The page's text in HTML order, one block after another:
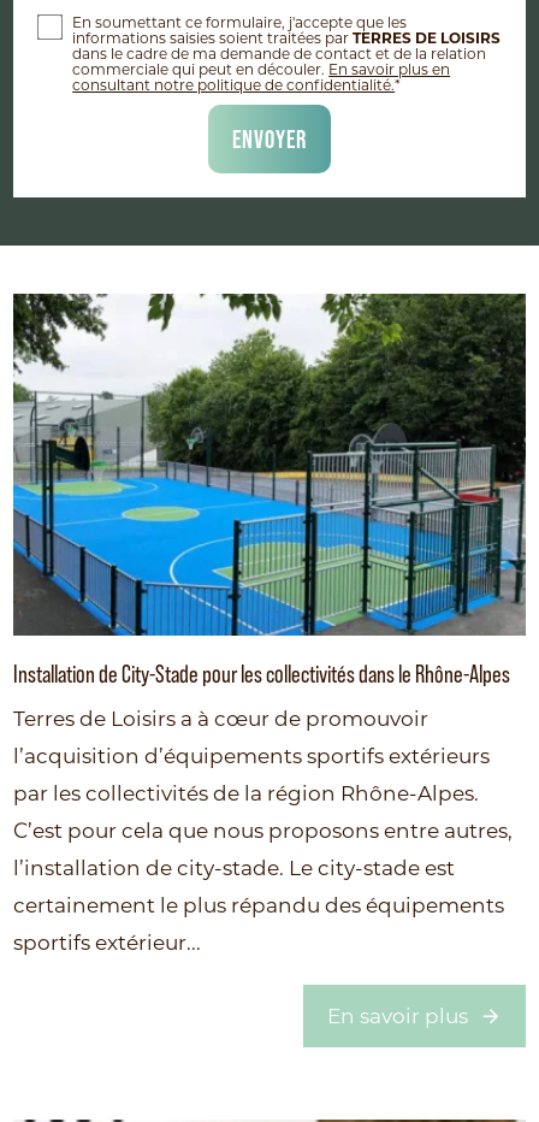
En soumettant ce formulaire, j'accepte que les
informations saisies soient traitées parTERRES DE LOISIRS
dans le cadre de ma demande de contact et de la relation
commerciale qui peut en découler. En savoir plus en
consultant notre politique de confidentialité.*
Installation de City-Stade pour les collectivités dans le Rhône-Alpes
Terres de Loisirs a à cœur de promouvoir
l’acquisition d’équipements sportifs extérieurs
par les collectivités de la région Rhône-Alpes.
C’est pour cela que nous proposons entre autres,
l’installation de city-stade. Le city-stade est
certainement le plus répandu des équipements
sportifs extérieur...
En savoir plus